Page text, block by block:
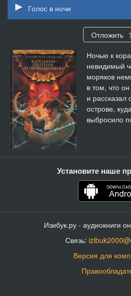
Голос в ночи
Отложить
Ночью к
невидимый
моряков
в том, что
и
острове,
выбросило
Установите наше
Изибук.ру - аудиокниги
Связь:
Версия для